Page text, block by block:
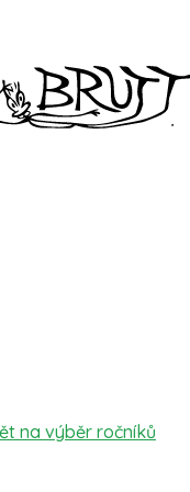
na výběr ročníků